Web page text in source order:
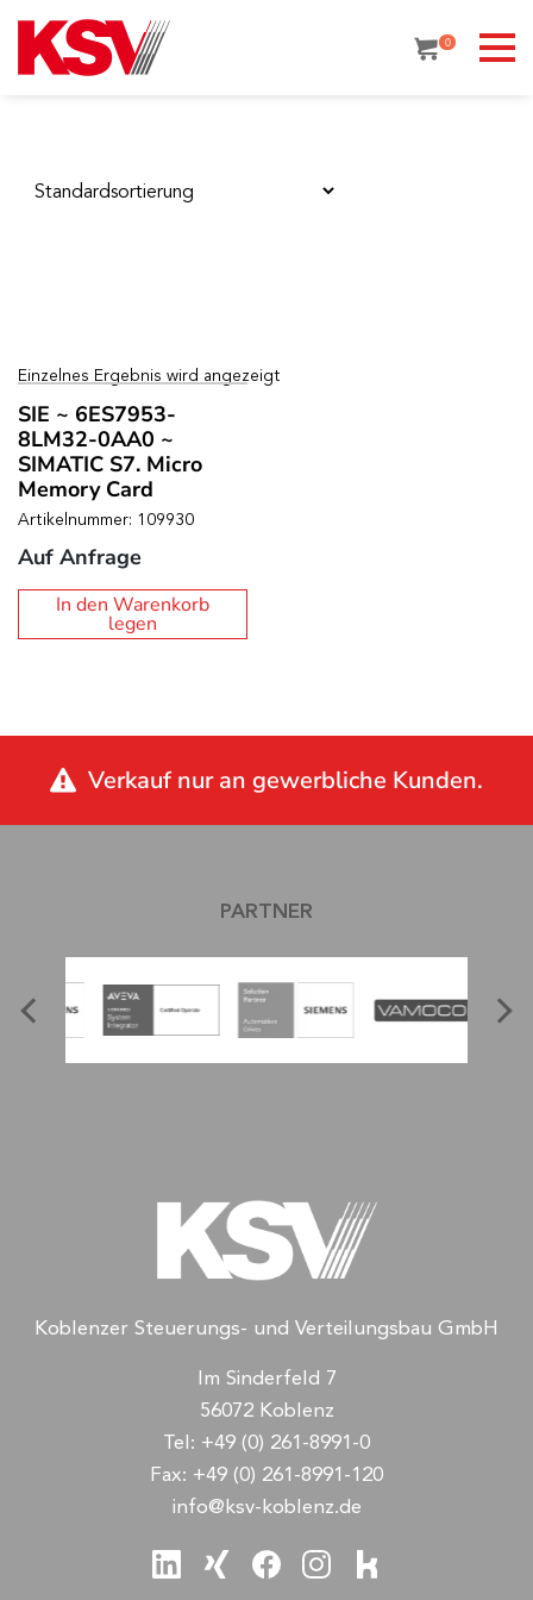
content
0
Einzelnes Ergebnis wird angezeigt
SIE ~ 6ES7953-
8LM32-0AA0 ~
SIMATIC S7. Micro
Memory Card
Artikelnummer: 109930
Auf Anfrage
In den Warenkorb
legen
Verkauf nur an gewerbliche Kunden.
PARTNER
Koblenzer Steuerungs- und Verteilungsbau GmbH
Im Sinderfeld 7
56072 Koblenz
Tel: +49 (0) 261-8991-0
Fax: +49 (0) 261-8991-120
info@ksv-koblenz.de